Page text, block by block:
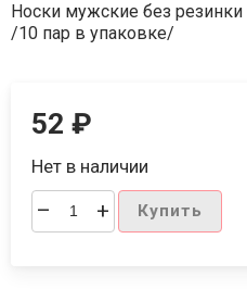
Носки мужские без
/10 пар в упаковке/
52₽
Нет в наличии
– + Купить